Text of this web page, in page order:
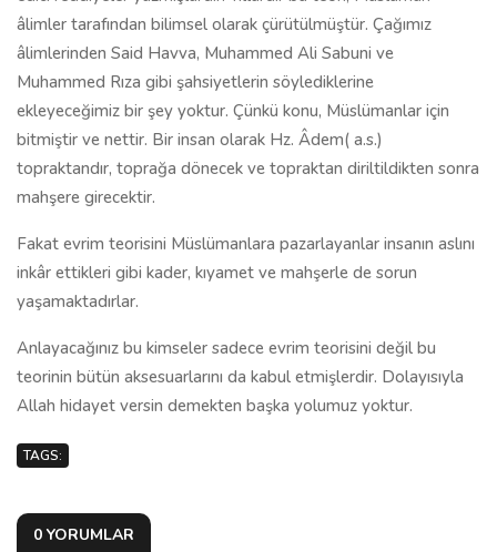
âlimler tarafından bilimsel olarak çürütülmüştür. Çağımız
âlimlerinden Said Havva, Muhammed Ali Sabuni ve
Muhammed Rıza gibi şahsiyetlerin söylediklerine
ekleyeceğimiz bir şey yoktur. Çünkü konu, Müslümanlar için
bitmiştir ve nettir. Bir insan olarak Hz. Âdem( a.s.)
topraktandır, toprağa dönecek ve topraktan diriltildikten sonra
mahşere girecektir.
Fakat evrim teorisini Müslümanlara pazarlayanlar insanın aslını
inkâr ettikleri gibi kader, kıyamet ve mahşerle de sorun
yaşamaktadırlar.
Anlayacağınız bu kimseler sadece evrim teorisini değil bu
teorinin bütün aksesuarlarını da kabul etmişlerdir. Dolayısıyla
Allah hidayet versin demekten başka yolumuz yoktur.
TAGS:
0 YORUMLAR